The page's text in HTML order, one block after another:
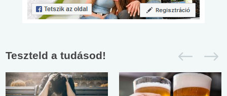
Teszteld a tudásod!